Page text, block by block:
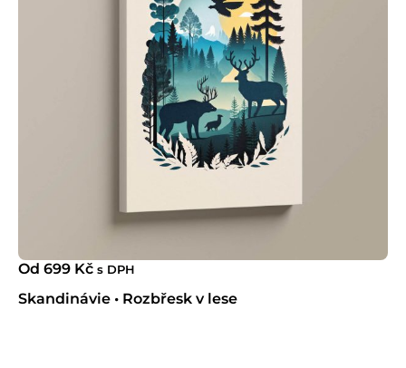
Od 699 Kč s DPH
Skandinávie • Rozbřesk v lese